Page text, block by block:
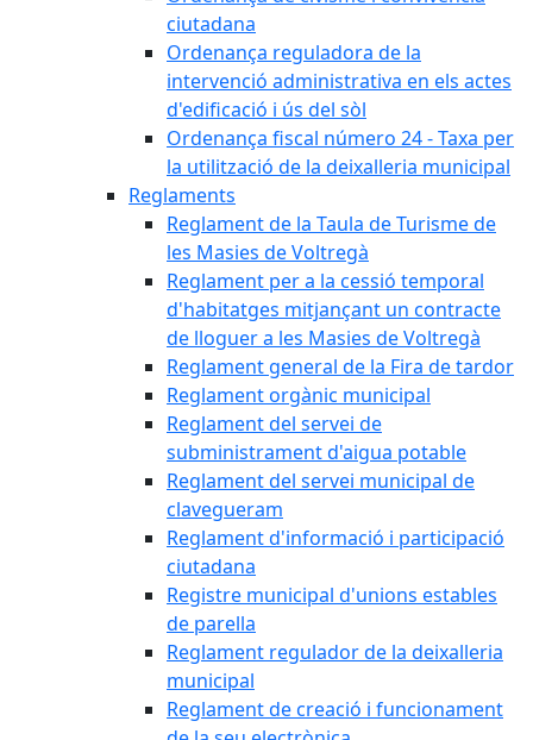
ciutadana
Ordenança reguladora de la
intervenció administrativa en els actes
d'edificació i ús del sòl
Ordenança fiscal número 24 - Taxa per
la utilització de la deixalleria municipal
Reglaments
Reglament de la Taula de Turisme de
les Masies de Voltregà
Reglament per a la cessió temporal
d'habitatges mitjançant un contracte
de lloguer a les Masies de Voltregà
Reglament general de la Fira de tardor
Reglament orgànic municipal
Reglament del servei de
subministrament d'aigua potable
Reglament del servei municipal de
clavegueram
Reglament d'informació i participació
ciutadana
Registre municipal d'unions estables
de parella
Reglament regulador de la deixalleria
municipal
Reglament de creació i funcionament